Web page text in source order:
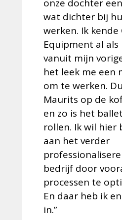
onze dochter
wat dichter bij
werken. Ik kende
Equipment al als
vanuit mijn
het leek me een
om te werken.
Maurits op de
en zo is het
rollen. Ik wil hier
aan het verder
bedrijf door
processen te
En daar heb ik
in.”